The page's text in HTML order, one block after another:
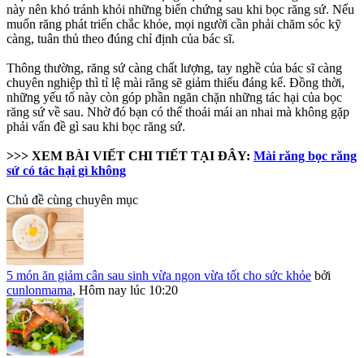
này nên khó tránh khỏi những biến chứng sau khi bọc răng sứ. Nếu
muốn răng phát triển chắc khỏe, mọi người cần phải chăm sóc kỹ
càng, tuân thủ theo đúng chỉ định của bác sĩ.
Thông thường, răng sứ càng chất lượng, tay nghề của bác sĩ càng
chuyên nghiệp thì tỉ lệ mài răng sẽ giảm thiểu đáng kể. Đồng thời,
những yếu tố này còn góp phần ngăn chặn những tác hại của bọc
răng sứ về sau. Nhờ đó bạn có thể thoải mái an nhai mà không gặp
phải vấn đề gì sau khi bọc răng sứ.
>>> XEM BÀI VIẾT CHI TIẾT TẠI ĐÂY: Mài răng bọc răng
sứ có tác hại gì không
Chủ đề cùng chuyên mục
5 món ăn giảm cân sau sinh vừa ngon vừa tốt cho sức khỏe bởi
cunlonmama, Hôm nay lúc 10:20